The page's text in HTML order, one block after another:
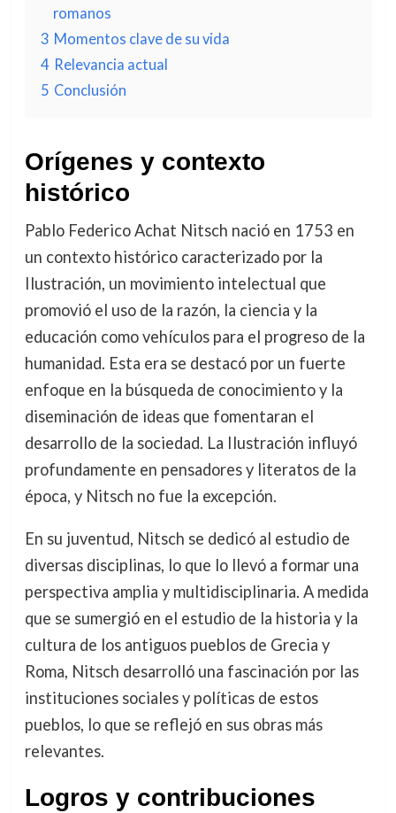
romanos
3 Momentos clave de su vida
4 Relevancia actual
5 Conclusión
Orígenes y contexto
histórico
Pablo Federico Achat Nitsch nació en 1753 en
un contexto histórico caracterizado por la
Ilustración, un movimiento intelectual que
promovió el uso de la razón, la ciencia y la
educación como vehículos para el progreso de la
humanidad. Esta era se destacó por un fuerte
enfoque en la búsqueda de conocimiento y la
diseminación de ideas que fomentaran el
desarrollo de la sociedad. La Ilustración influyó
profundamente en pensadores y literatos de la
época, y Nitsch no fue la excepción.
En su juventud, Nitsch se dedicó al estudio de
diversas disciplinas, lo que lo llevó a formar una
perspectiva amplia y multidisciplinaria. A medida
que se sumergió en el estudio de la historia y la
cultura de los antiguos pueblos de Grecia y
Roma, Nitsch desarrolló una fascinación por las
instituciones sociales y políticas de estos
pueblos, lo que se reflejó en sus obras más
relevantes.
Logros y contribuciones